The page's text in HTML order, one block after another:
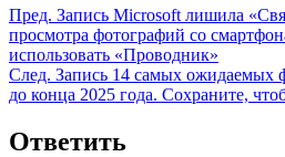
Пред. Запись Microsoft лишила
просмотра фотографий со
использовать «Проводник»
След. Запись 14 самых ожидаемых
до конца 2025 года. Сохраните,
Ответить